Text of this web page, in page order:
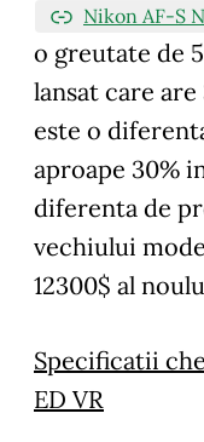
Nikon AF-S
o greutate de
lansat care
este o
aproape 30%
diferenta de
vechiului
12300$ al
Specificatii
ED VR